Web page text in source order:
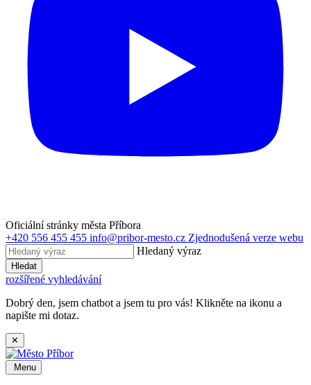
Oficiální stránky města Příbora
+420 556 455 455 info@pribor-mesto.cz Zjednodušená verze webu
Hledaný výraz
Hledat
rozšířené vyhledávání
Dobrý den, jsem chatbot a jsem tu pro vás! Klikněte na ikonu a
napište mi dotaz.
✕
Menu